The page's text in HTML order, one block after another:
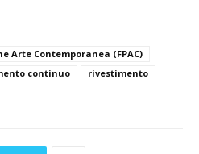
Arte Contemporanea (FPAC)
continuo
rivestimento